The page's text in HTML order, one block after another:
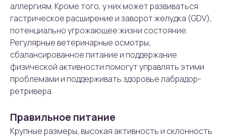
аллергиям. Кроме того, у них может развиваться
гастрическое расширение и заворот желудка (GDV),
потенциально угрожающее жизни состояние.
Регулярные ветеринарные осмотры,
сбалансированное питание и поддержание
физической активности помогут управлять этими
проблемами и поддерживать здоровье лабрадор-
ретривера.
Правильное питание
Крупные размеры, высокая активность и склонность